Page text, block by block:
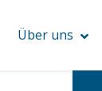
Über uns